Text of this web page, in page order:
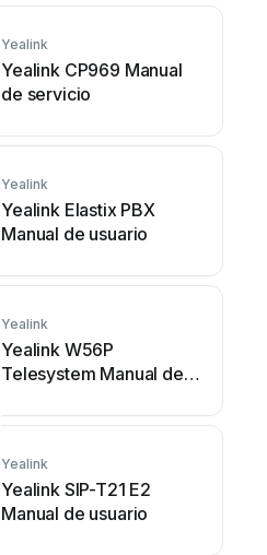
Yealink
Yealink CP969 Manual
de servicio
Yealink
Yealink Elastix PBX
Manual de usuario
Yealink
Yealink W56P
Telesystem Manual de
Yealink
Yealink SIP-T21 E2
Manual de usuario